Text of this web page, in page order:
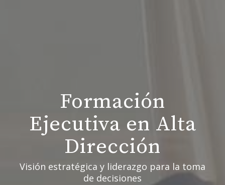
Formación
Ejecutiva en Alta
Dirección
Visión estratégica y liderazgo para la toma
de decisiones